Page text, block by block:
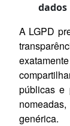
dados
A LGPD
públicas e
genérica.